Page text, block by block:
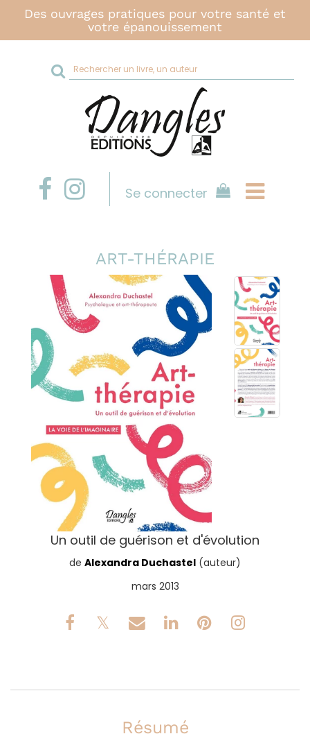
Des ouvrages pratiques pour votre santé et
votre épanouissement
Rechercher
sur
site
Se connecter
ART-THÉRAPIE
Un outil de guérison et d'évolution
de Alexandra Duchastel (auteur)
mars 2013
Résumé